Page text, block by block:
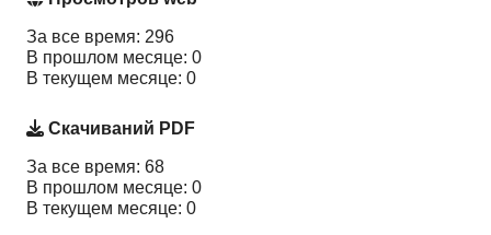
За все время: 296
В прошлом месяце: 0
В текущем месяце: 0
Скачиваний PDF
За все время: 68
В прошлом месяце: 0
В текущем месяце: 0